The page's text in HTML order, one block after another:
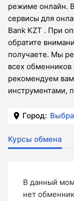
режиме онлайн.
сервисы для
Bank KZT . При
обратите
получаете. Мы
всех
рекомендуем
инструментами,
Город:
Курсы обмена
В данный
нет